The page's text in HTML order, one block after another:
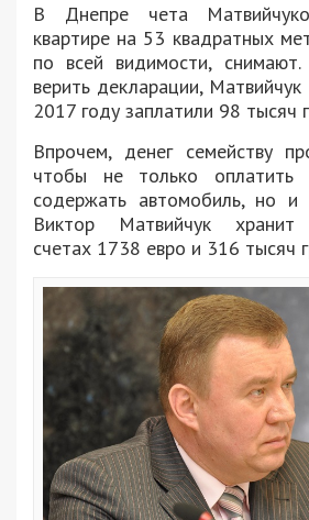
В Днепре чета
квартире на 53 квадратных
по всей видимости,
верить декларации,
2017 году заплатили 98 тысяч
Впрочем, денег семейству
чтобы не только оплатить
содержать автомобиль, но и
Виктор Матвийчук
счетах 1738 евро и 316 тысяч